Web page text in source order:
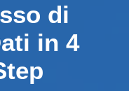
di
in 4